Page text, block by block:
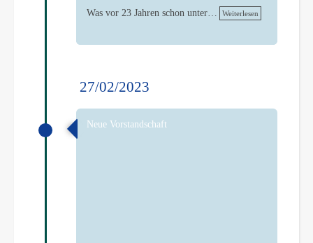
Was vor 23 Jahren schon unter…
Weiterlesen
27/02/2023
Neue Vorstandschaft